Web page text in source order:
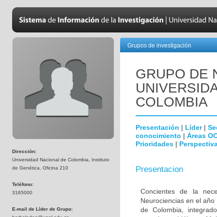
Dirección:
Universidad Nacional de Colombia, Instituto
de Genética, Oficina 210
Teléfono:
3165000
E-mail de Líder de Grupo:
Grupos de investigación
GRUPO DE
COLOMBIA
Presentación | Líder|
conocimiento | Áreas
Prioridades |
Presentacion
Concientes de la
Neurociencias en el
de Colombia,